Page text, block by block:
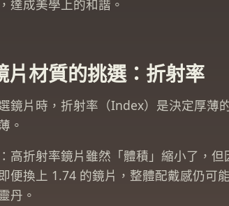
達成美學上的和諧。
片材質的挑選：折射率
鏡片時，折射率（Index）是決定厚薄
。
高折射率鏡片雖然「體積」縮小了，
便換上 1.74 的鏡片，整體配戴感仍可
丹。